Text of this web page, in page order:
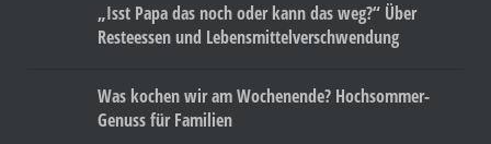
„Isst Papa das noch oder kann das weg?“ Über
Resteessen und Lebensmittelverschwendung
Was kochen wir am Wochenende? Hochsommer-
Genuss für Familien